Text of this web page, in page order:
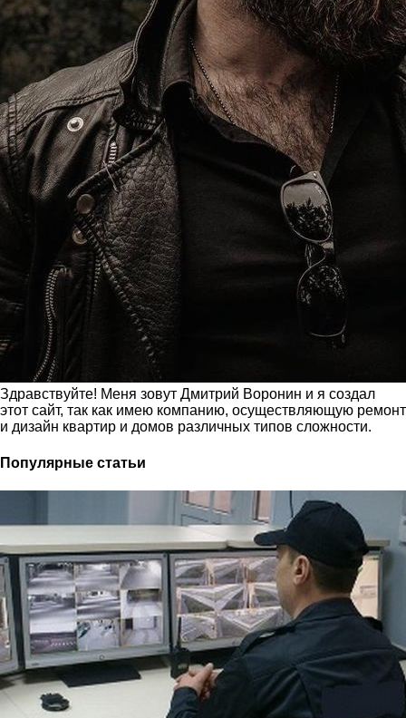
Здравствуйте! Меня зовут Дмитрий Воронин и я создал
этот сайт, так как имею компанию, осуществляющую ремонт
и дизайн квартир и домов различных типов сложности.
Популярные статьи